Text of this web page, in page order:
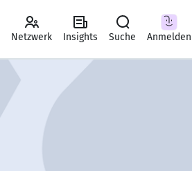
Netzwerk Insights Suche Anmelden